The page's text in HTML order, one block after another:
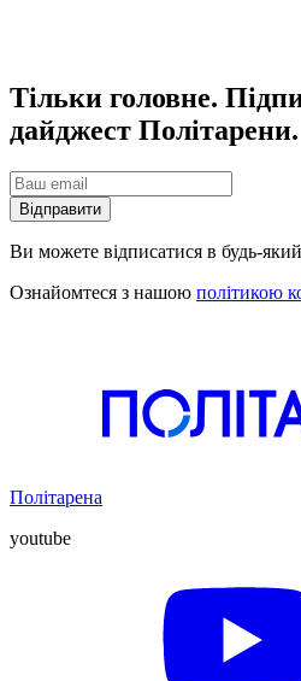
Тільки головне.
дайджест Політарени.
Відправити
Ви можете відписатися в будь-
Ознайомтеся з нашою політикою
Політарена
youtube